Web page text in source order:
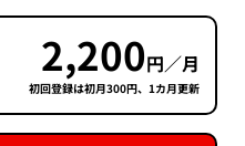
2,200円／月
初回登録は初月300円、1カ月更新